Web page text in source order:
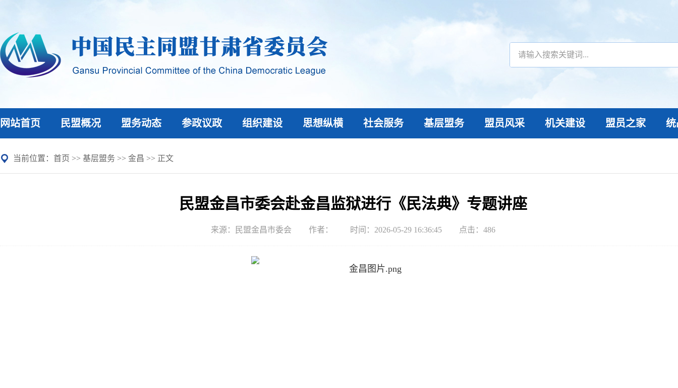
网站首页 民盟概况 盟务动态 参政议政 组织建设 思想纵横 社会服务 基层盟务 盟员风采 机关建设 盟员之家 统
当前位置： 首页 >> 基层盟务 >> 金昌 >> 正文
民盟金昌市委会赴金昌监狱进行《民法典》专题讲座
来源：民盟金昌市委会 作者： 时间：2026-05-29 16:36:45 点击： 486